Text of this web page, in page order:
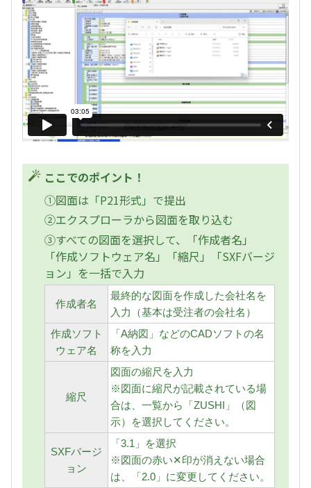
ここでのポイント！
①図面は「P21形式」で提出
②エクスプローラから図面を取り込む
③すべての図面を選択して、「作成者名」
「作成ソフトウェア名」「縮尺」「SXFバージ
ョン」を一括で入力
作成者名
最終的な図面を作成した会社名を
入力（基本は受注者の会社名）
作成ソフト
ウェア名
「A納図」などのCADソフトの名
称を入力
縮尺
図面の縮尺を入力
※図面に縮尺が記載されている場
合は、一覧から「ZUSHI」（図
示）を選択してください。
SXFバージ
ョン
「3.1」を選択
※図面の赤い✕印が消えない場合
は、「2.0」に変更してください。